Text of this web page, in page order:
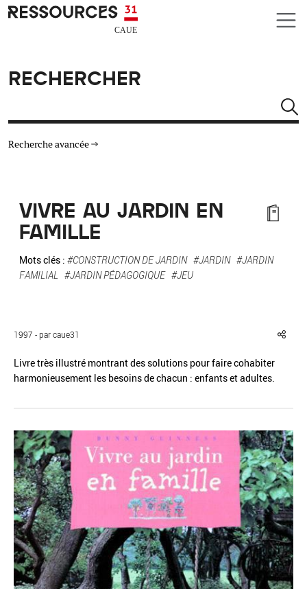
Aller au contenu principal
CAUE RESSOURCES 31
RECHERCHER
Recherche avancée
TYPE DE RESSOURCES
MATÉRIAUX
VIVRE AU JARDIN EN
FAMILLE
Mots clés : #CONSTRUCTION DE JARDIN #JARDIN #JARDIN
FAMILIAL #JARDIN PÉDAGOGIQUE #JEU
1997 - par caue31
Livre très illustré montrant des solutions pour faire cohabiter
harmonieusement les besoins de chacun : enfants et adultes.